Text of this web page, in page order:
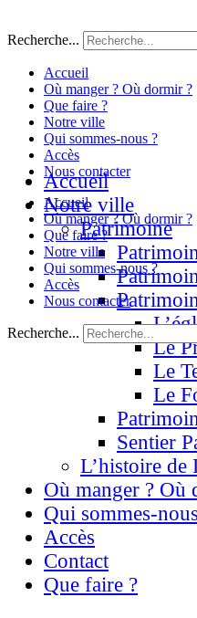
Recherche...
Accueil
Où manger ? Où dormir ?
Que faire ?
Notre ville
Qui sommes-nous ?
Accès
Nous contacter
Accueil
Où manger ? Où dormir ?
Que faire ?
Notre ville
Qui sommes-nous ?
Accès
Nous contacter
Recherche...
Accueil
Notre ville
Patrimoine
Le
Le
Le
Sentier
L’histoire de
Où manger ? Où
Qui sommes-
Accès
Contact
Que faire ?